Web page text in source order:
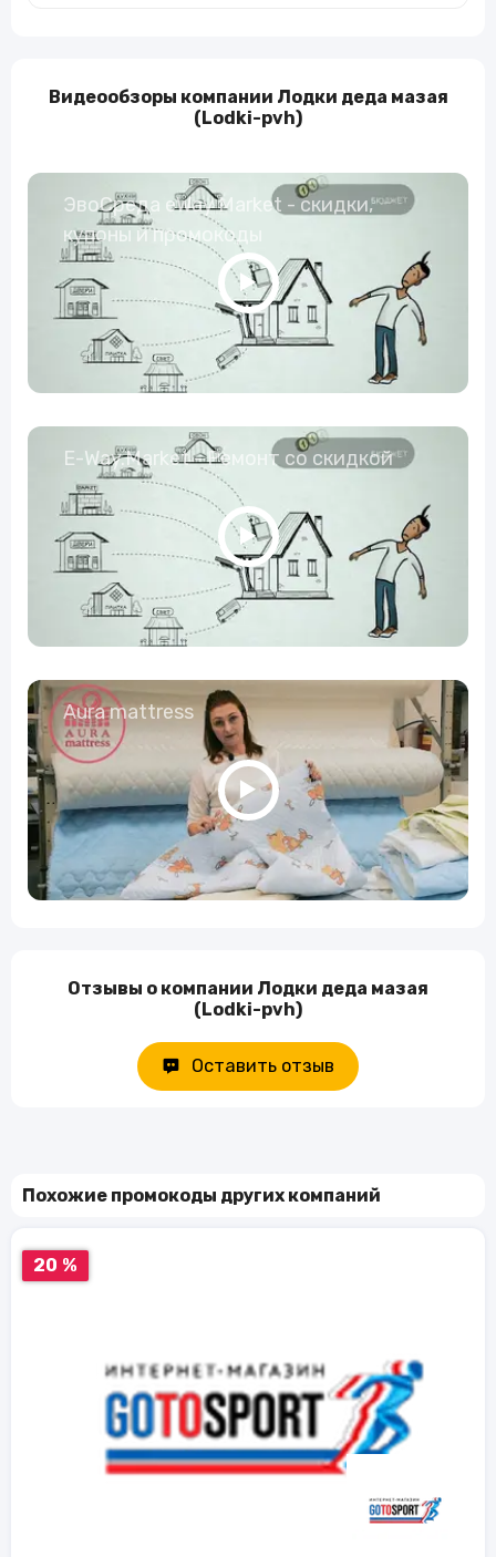
Видеообзоры компании Лодки деда мазая
(Lodki-pvh)
ЭвоСреда eWay Market - скидки,
купоны и промокоды
E-Way.Market - Ремонт со скидкой
Aura mattress
Отзывы о компании Лодки деда мазая
(Lodki-pvh)
Оставить отзыв
Похожие промокоды других компаний
20 %